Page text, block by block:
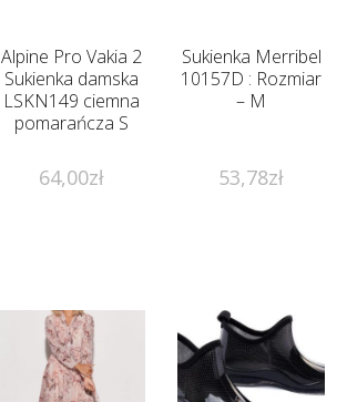
Alpine Pro Vakia 2
Sukienka damska
LSKN149 ciemna
pomarańcza S
64,00zł
Sukienka Merribel
10157D : Rozmiar
– M
53,78zł